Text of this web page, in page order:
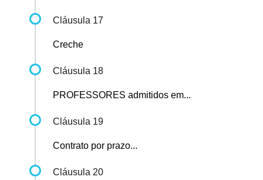
Cláusula 17
Creche
Cláusula 18
PROFESSORES admitidos em...
Cláusula 19
Contrato por prazo...
Cláusula 20